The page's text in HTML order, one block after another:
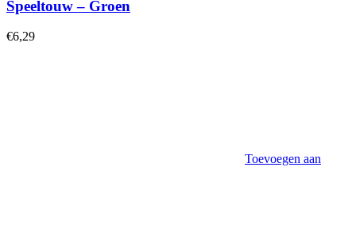
Speeltouw – Groen
€6,29
Toevoegen aan